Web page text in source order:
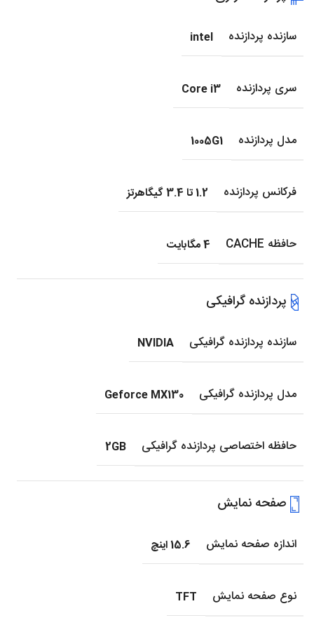
سازنده پردازنده intel
سری پردازنده Core i3
مدل پردازنده 1005G1
فرکانس پردازنده 1.2 تا 3.4 گیگاهرتز
حافظه CACHE 4 مگابایت
پردازنده گرافیکی
سازنده پردازنده گرافیکی NVIDIA
مدل پردازنده گرافیکی Geforce MX130
حافظه اختصاصی پردازنده گرافیکی 2GB
صفحه نمایش
اندازه صفحه نمایش 15.6 اینچ
نوع صفحه نمایش TFT